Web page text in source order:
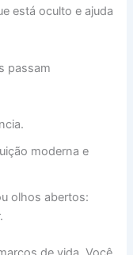
está oculto e ajuda
passam
moderna e
olhos abertos: